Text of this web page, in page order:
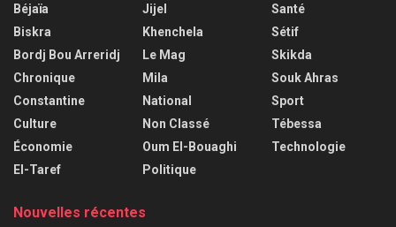
Béjaïa
Biskra
Bordj Bou Arreridj
Chronique
Constantine
Culture
Économie
El-Taref
Jijel
Khenchela
Le Mag
Mila
National
Non Classé
Oum El-Bouaghi
Politique
Santé
Sétif
Skikda
Souk Ahras
Sport
Tébessa
Technologie
Nouvelles récentes